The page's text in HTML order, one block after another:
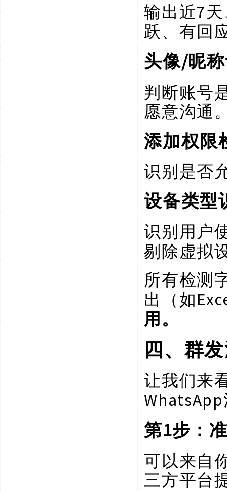
输出近7
跃、有回
头像/昵
判断账号
愿意沟通
添加权限
识别是否
设备类型
识别用户
剔除虚拟
所有检测
出（如
用。
四、群
让我们来
第1步：
可以来自
三方平台